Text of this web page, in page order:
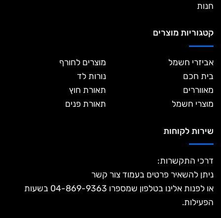
חנות
קטגוריות מוצרים
אביזרי חשמל
בית חכם
מאווררים
מוצרי חשמל
מוצרים לחורף
נורות לד
תאורת חוץ
תאורת פנים
שירות לקוחות
דרכי התקשרות:
ניתן להשאיר פרטים בעמוד צור קשר
או לפנות אלינו בטלפון שמספרו 04-869-9363 בשעות
הפעילות.